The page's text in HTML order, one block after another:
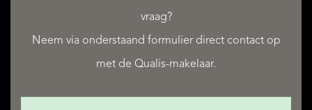
vraag?
Neem via onderstaand formulier direct contact op
met de Qualis-makelaar.
QUALIS INTERNATIONAL REALTY